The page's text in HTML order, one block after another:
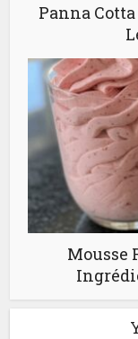
Panna
Mousse